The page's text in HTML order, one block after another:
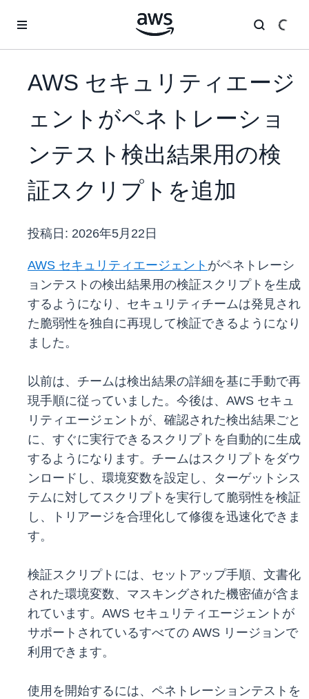
AWS セキュリティエージ
ェントがペネトレーショ
ンテスト検出結果用の検
証スクリプトを追加
投稿日: 2026年5月22日
AWS セキュリティエージェント がペネトレーシ
ョンテストの検出結果用の検証スクリプトを生成
するようになり、セキュリティチームは発見され
た脆弱性を独自に再現して検証できるようになり
ました。
以前は、チームは検出結果の詳細を基に手動で再
現手順に従っていました。今後は、AWS セキュ
リティエージェントが、確認された検出結果ごと
に、すぐに実行できるスクリプトを自動的に生成
するようになります。チームはスクリプトをダウ
ンロードし、環境変数を設定し、ターゲットシス
テムに対してスクリプトを実行して脆弱性を検証
し、トリアージを合理化して修復を迅速化できま
す。
検証スクリプトには、セットアップ手順、文書化
された環境変数、マスキングされた機密値が含ま
れています。AWS セキュリティエージェントが
サポートされているすべての AWS リージョンで
利用できます。
使用を開始するには、ペネトレーションテストを